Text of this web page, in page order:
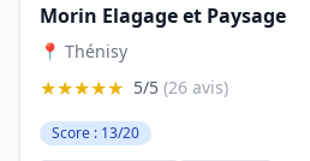
Morin Elagage et Paysage
📍 Thénisy
★★★★★ 5/5 (26 avis)
Score : 13/20